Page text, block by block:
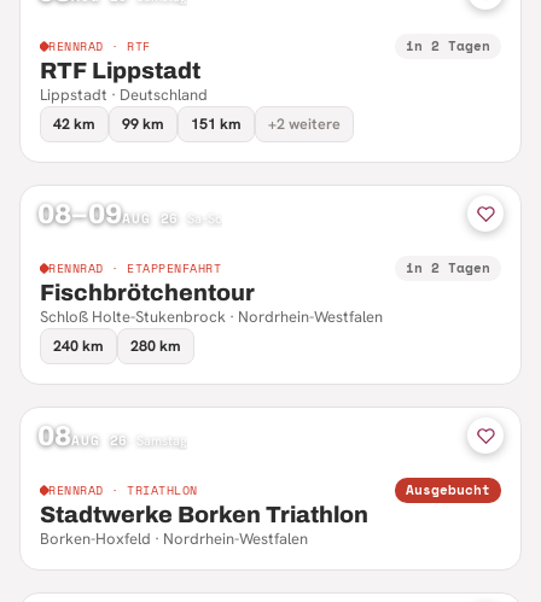
RENNRAD · RTF in 2 Tagen
RTF Lippstadt
Lippstadt · Deutschland
42 km
99 km 151 km +2 weitere
08–09AUG 26 Sa–So
RENNRAD · ETAPPENFAHRT in 2 Tagen
Fischbrötchentour
Schloß Holte-Stukenbrock · Nordrhein-Westfalen
240 km
280 km
08AUG 26 Samstag
RENNRAD · TRIATHLON Ausgebucht
Stadtwerke Borken Triathlon
Borken-Hoxfeld · Nordrhein-Westfalen